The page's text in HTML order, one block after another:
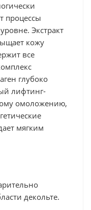
процессы
Экстракт
кожу
все
глубоко
лифтинг-
омоложению,
мягким
декольте.